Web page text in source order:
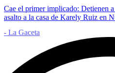
Cae el primer implicado: Detienen
asalto a la casa de Karely Ruiz en
- La Gaceta